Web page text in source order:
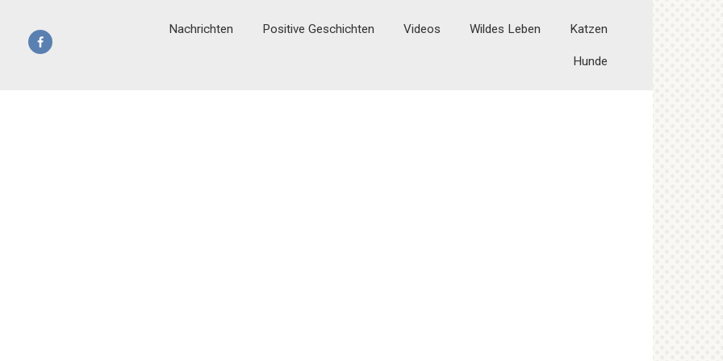
Nachrichten Positive Geschichten Videos Wildes Leben Katzen
Hunde